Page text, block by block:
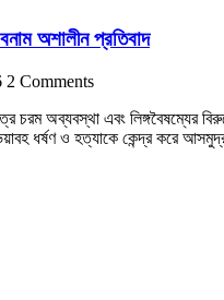
অশালীন প্রতিবাদ
2 Comments
চরম অব্যবস্থা এবং লিঙ্গবৈষম্যের
ধর্ষণ ও হত্যাকে কেন্দ্র করে